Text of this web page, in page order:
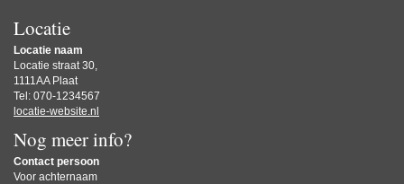
Locatie
Locatie naam
Locatie straat 30,
1111AA Plaat
Tel: 070-1234567
locatie-website.nl
Nog meer info?
Contact persoon
Voor achternaam